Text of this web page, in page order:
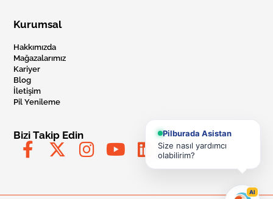
Kurumsal
Hakkımızda
Mağazalarımız
Kariyer
Blog
İletişim
Pil Yenileme
Bizi Takip Edin
Pilburada Asistan
Size nasıl yardımcı
olabilirim?
AI